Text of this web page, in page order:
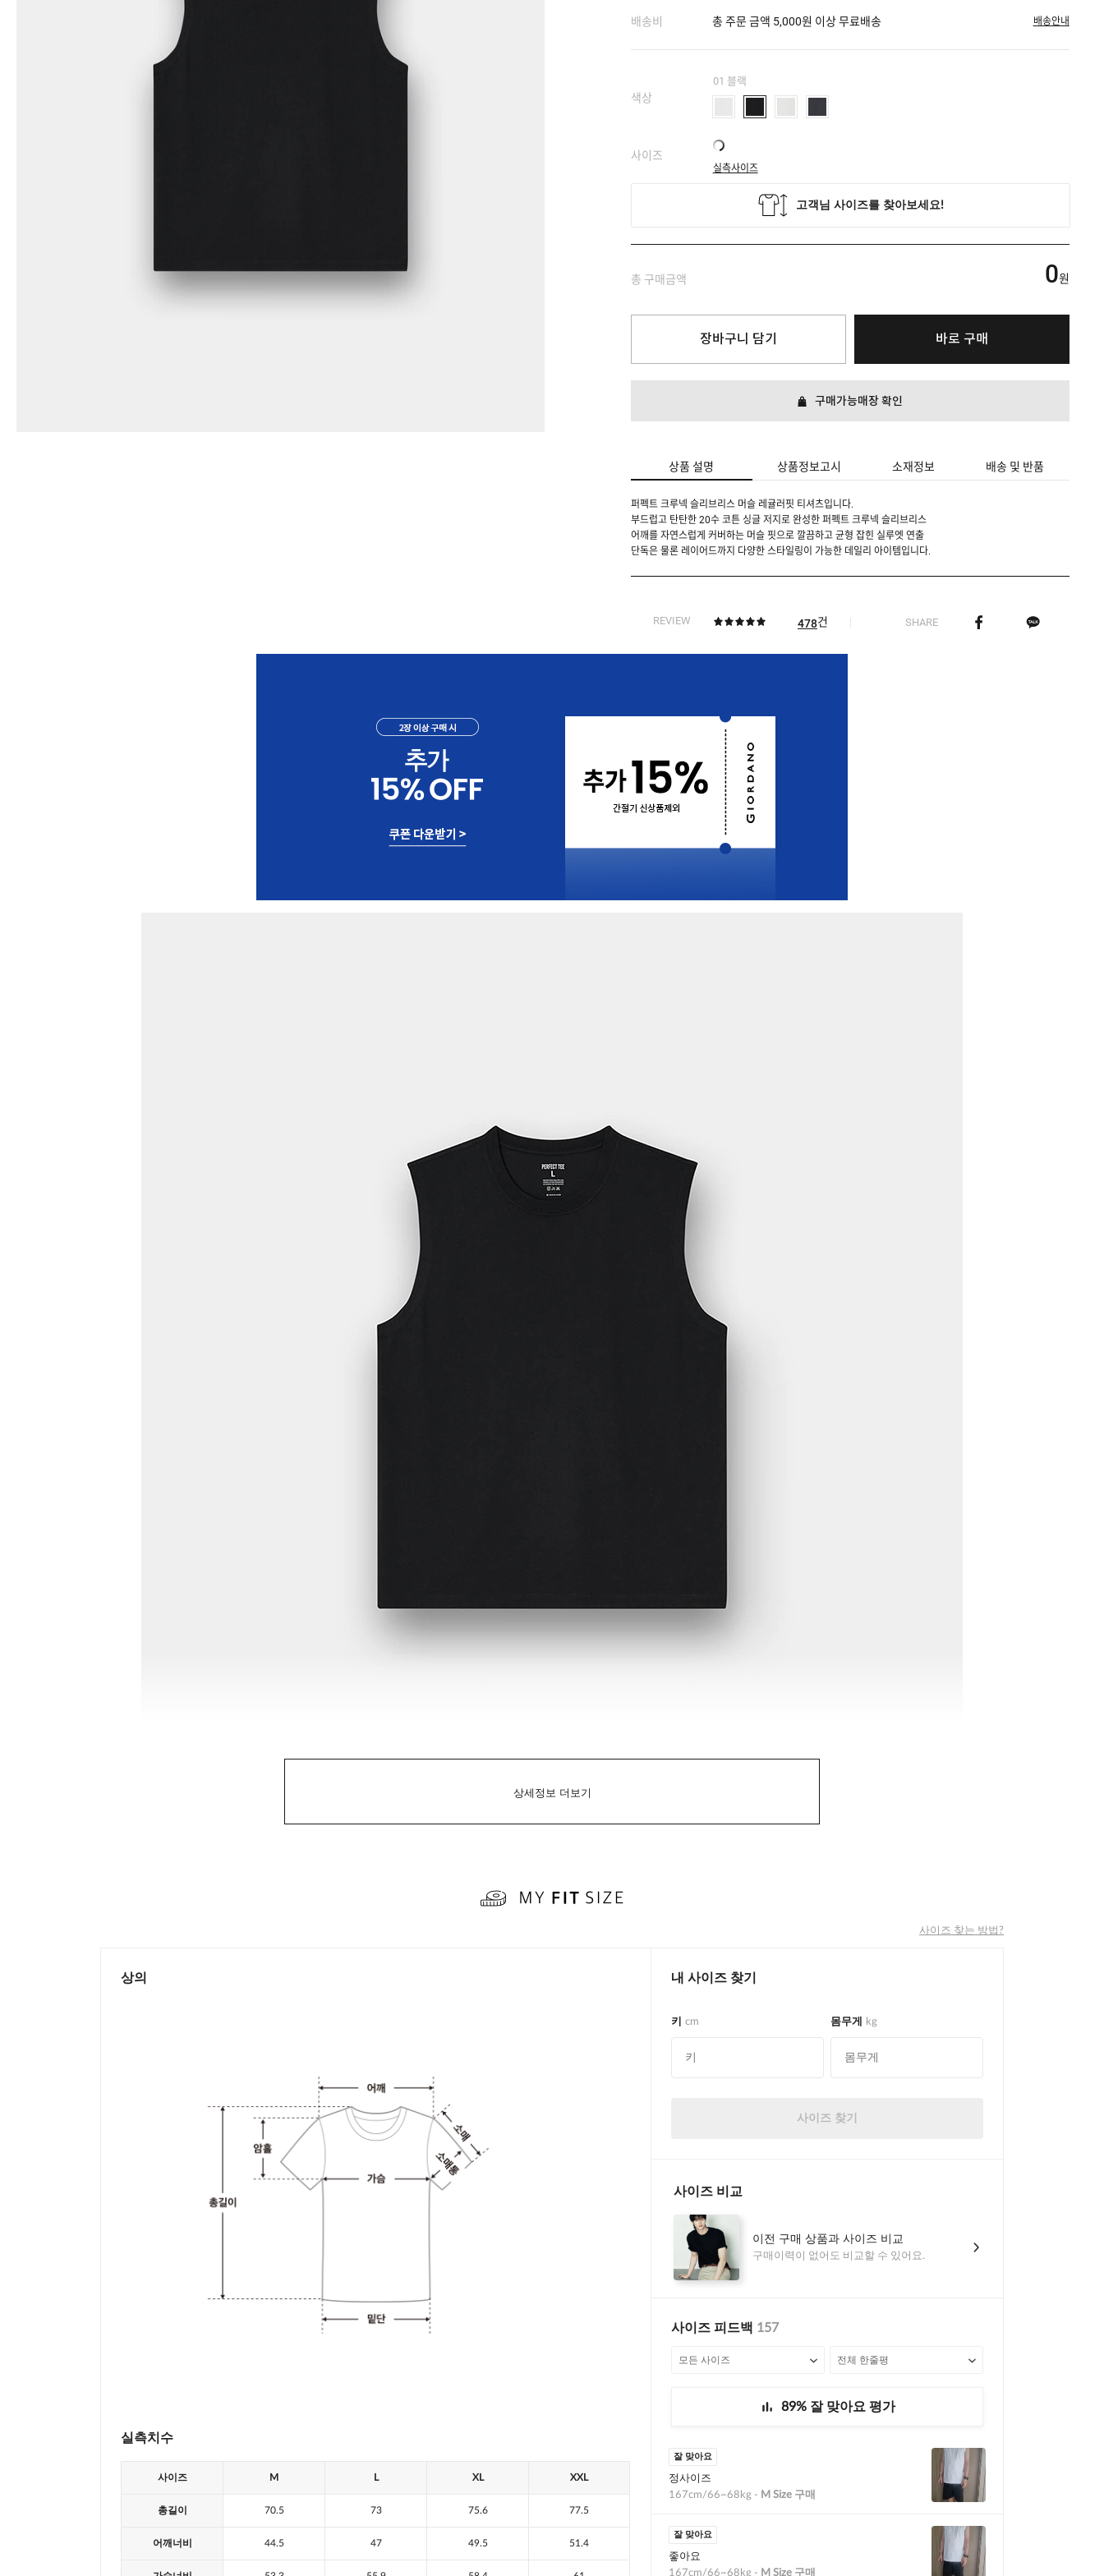
배송비 총 주문 금액 5,000원 이상 무료배송 배송안내
색상
01 블랙
사이즈
실측사이즈
총 구매금액 0원
장바구니 담기 바로 구매
구매가능매장 확인
상품 설명 상품정보고시 소재정보 배송 및 반품
퍼펙트 크루넥 슬리브리스 머슬 레귤러핏 티셔츠입니다.
부드럽고 탄탄한 20수 코튼 싱글 저지로 완성한 퍼펙트 크루넥 슬리브리스
어깨를 자연스럽게 커버하는 머슬 핏으로 깔끔하고 균형 잡힌 실루엣 연출
단독은 물론 레이어드까지 다양한 스타일링이 가능한 데일리 아이템입니다.
REVIEW 478건 SHARE
상세정보 더보기